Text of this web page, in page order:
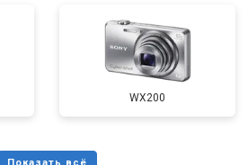
WX200